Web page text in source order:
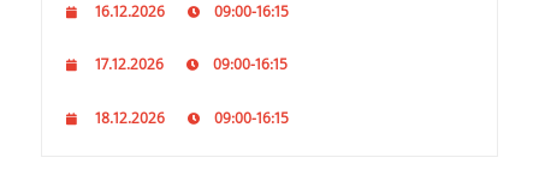
16.12.2026 09:00-16:15
17.12.2026 09:00-16:15
18.12.2026 09:00-16:15